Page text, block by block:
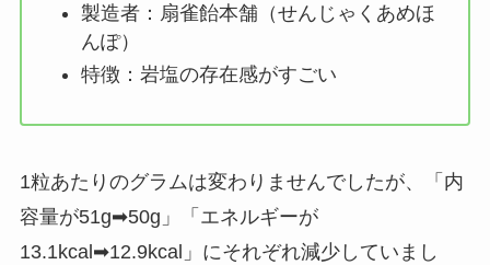
製造者：扇雀飴本舗（せんじゃくあめほ
んぽ）
特徴：岩塩の存在感がすごい
1粒あたりのグラムは変わりませんでしたが、「内
容量が51g➡50g」「エネルギーが
13.1kcal➡12.9kcal」にそれぞれ減少していまし